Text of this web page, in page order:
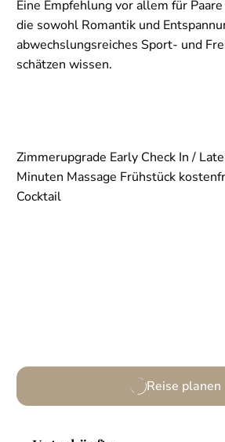
Eine Empfehlung vor allem für
die sowohl Romantik und
abwechslungsreiches Sport- und
schätzen wissen.
Zimmerupgrade Early Check In /
Minuten Massage Frühstück
Cocktail
Weitere Informationen
Reise planen